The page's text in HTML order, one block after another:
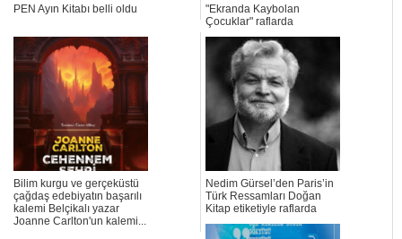
PEN Ayın Kitabı belli oldu
"Ekranda Kaybolan
Çocuklar" raflarda
Bilim kurgu ve gerçeküstü
çağdaş edebiyatın başarılı
kalemi Belçikalı yazar
Joanne Carlton'un kalemi...
Nedim Gürsel’den Paris’in
Türk Ressamları Doğan
Kitap etiketiyle raflarda